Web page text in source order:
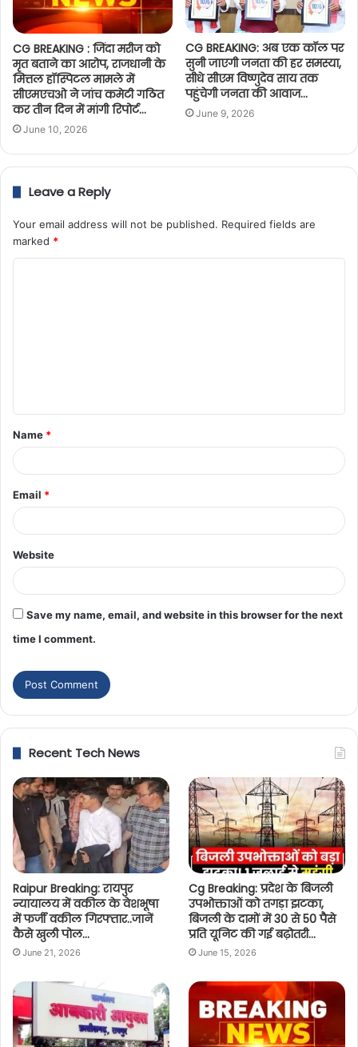
CG BREAKING : जिंदा मरीज को
मृत बताने का आरोप, राजधानी के
मित्तल हॉस्पिटल मामले में
सीएमएचओ ने जांच कमेटी गठित
कर तीन दिन में मांगी रिपोर्ट…
June 10, 2026
CG BREAKING: अब एक कॉल पर
सुनी जाएगी जनता की हर समस्या,
सीधे सीएम विष्णुदेव साय तक
पहुंचेगी जनता की आवाज…
June 9, 2026
Leave a Reply
Your email address will not be published. Required fields are
marked *
Name *
Email *
Website
Save my name, email, and website in this browser for the next
time I comment.
Recent Tech News
Raipur Breaking: रायपुर
न्यायालय में वकील के वेशभूषा
में फर्जी वकील गिरफ्तार..जानें
कैसे खुली पोल…
June 21, 2026
Cg Breaking: प्रदेश के बिजली
उपभोक्ताओं को तगड़ा झटका,
बिजली के दामों में 30 से 50 पैसे
प्रति यूनिट की गई बढ़ोतरी…
June 15, 2026